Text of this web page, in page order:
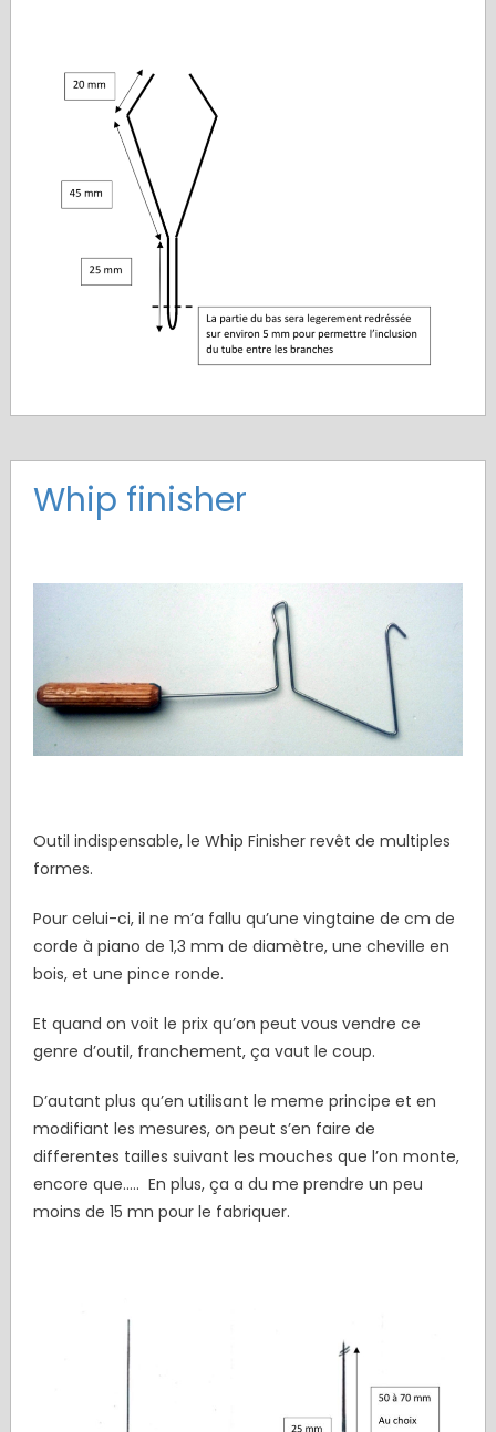
Whip finisher
Outil indispensable, le Whip Finisher revêt de multiples
formes.
Pour celui-ci, il ne m’a fallu qu’une vingtaine de cm de
corde à piano de 1,3 mm de diamètre, une cheville en
bois, et une pince ronde.
Et quand on voit le prix qu’on peut vous vendre ce
genre d’outil, franchement, ça vaut le coup.
D’autant plus qu’en utilisant le meme principe et en
modifiant les mesures, on peut s’en faire de
differentes tailles suivant les mouches que l’on monte,
encore que….. En plus, ça a du me prendre un peu
moins de 15 mn pour le fabriquer.